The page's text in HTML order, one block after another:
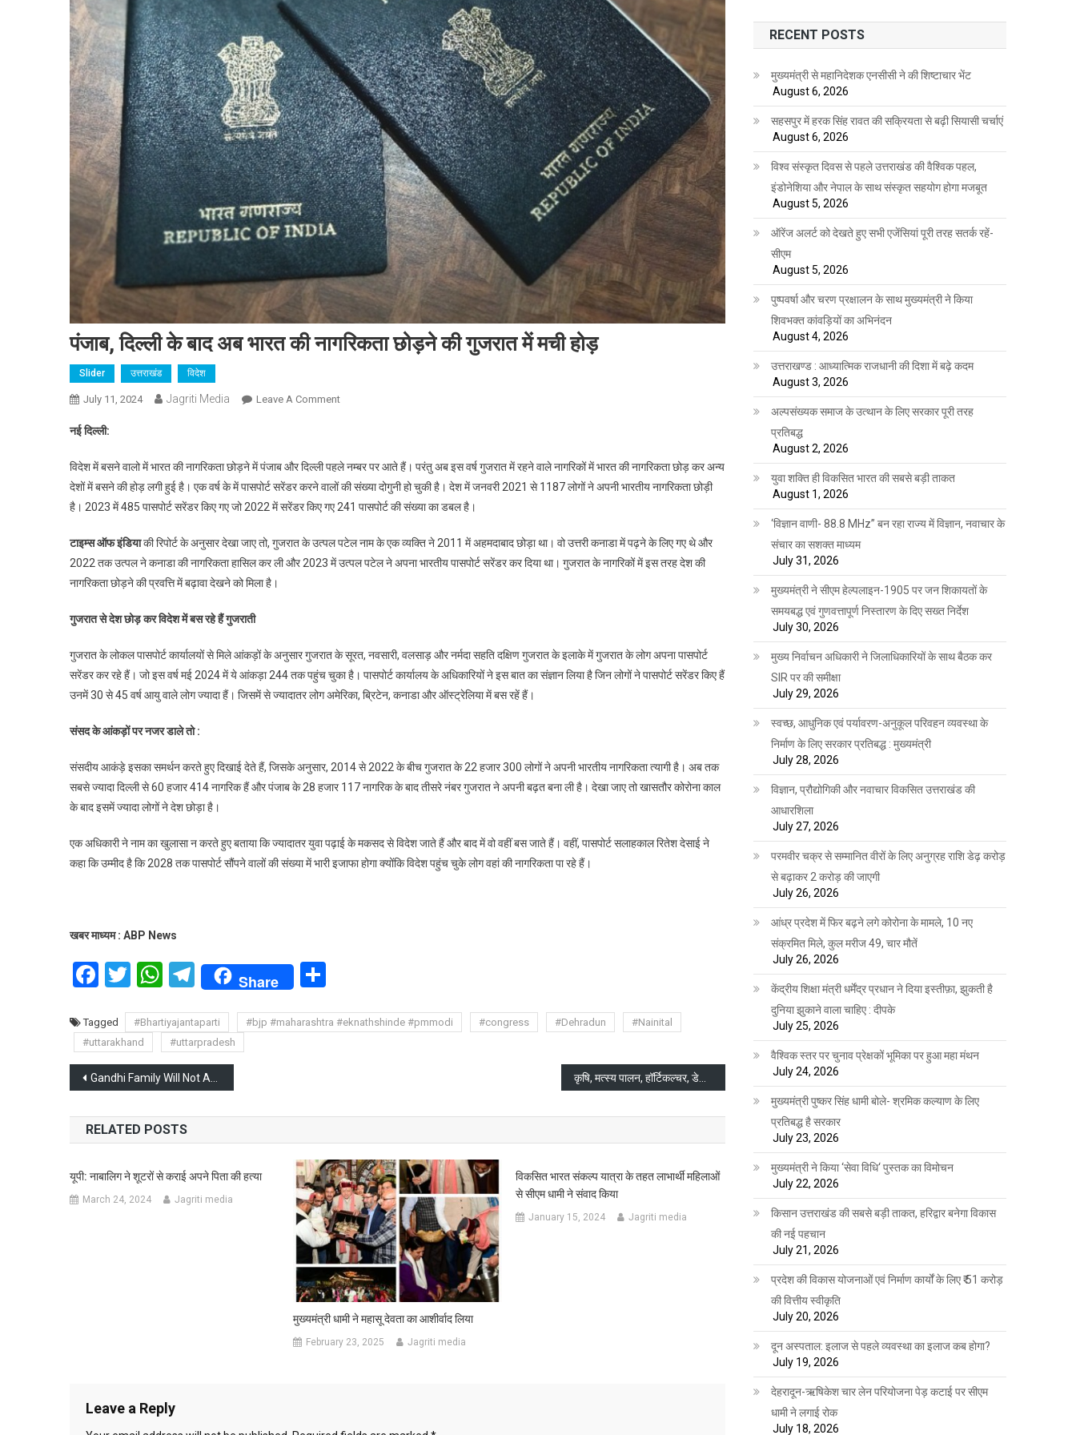
पंजाब, दिल्ली के बाद अब भारत की नागरिकता छोड़ने की गुजरात में मची होड़
Slider उत्तराखंड विदेश
July 11, 2024 Jagriti Media Leave A CommentOn
बाद
अब
भारत
नागरिकता
छोड़ने
होड़
नई दिल्ली:
विदेश में बसने वालो में भारत की नागरिकता छोड़ने में पंजाब और दिल्ली पहले नम्बर पर आते हैं। परंतु अब इस वर्ष गुजरात में रहने वाले नागरिकों में भारत की नागरिकता छोड़ कर अन्य
देशों में बसने की होड़ लगी हुई है। एक वर्ष के में पासपोर्ट सरेंडर करने वालों की संख्या दोगुनी हो चुकी है। देश में जनवरी 2021 से 1187 लोगों ने अपनी भारतीय नागरिकता छोड़ी
है। 2023 में 485 पासपोर्ट सरेंडर किए गए जो 2022 में सरेंडर किए गए 241 पासपोर्ट की संख्या का डबल है।
टाइम्स ऑफ इंडियाकी रिपोर्ट के अनुसार देखा जाए तो, गुजरात के उत्पल पटेल नाम के एक व्यक्ति ने 2011 में अहमदाबाद छोड़ा था। वो उत्तरी कनाडा में पढ़ने के लिए गए थे और
2022 तक उत्पल ने कनाडा की नागरिकता हासिल कर ली और 2023 में उत्पल पटेल ने अपना भारतीय पासपोर्ट सरेंडर कर दिया था। गुजरात के नागरिकों में इस तरह देश की
नागरिकता छोड़ने की प्रवत्ति में बढ़ावा देखने को मिला है।
गुजरात से देश छोड़ कर विदेश में बस रहे हैं गुजराती
गुजरात के लोकल पासपोर्ट कार्यालयों से मिले आंकड़ों के अनुसार गुजरात के सूरत, नवसारी, वलसाड़ और नर्मदा सहति दक्षिण गुजरात के इलाके में गुजरात के लोग अपना पासपोर्ट
सरेंडर कर रहे हैं। जो इस वर्ष मई 2024 में ये आंकड़ा 244 तक पहुंच चुका है। पासपोर्ट कार्यालय के अधिकारियों ने इस बात का संज्ञान लिया है जिन लोगों ने पासपोर्ट सरेंडर किए हैं
उनमें 30 से 45 वर्ष आयु वाले लोग ज्यादा हैं। जिसमें से ज्यादातर लोग अमेरिका, ब्रिटेन, कनाडा और ऑस्ट्रेलिया में बस रहें हैं।
संसद के आंकड़ों पर नजर डाले तो :
संसदीय आकंड़े इसका समर्थन करते हुए दिखाई देते हैं, जिसके अनुसार, 2014 से 2022 के बीच गुजरात के 22 हजार 300 लोगों ने अपनी भारतीय नागरिकता त्यागी है। अब तक
सबसे ज्यादा दिल्ली से 60 हजार 414 नागरिक हैं और पंजाब के 28 हजार 117 नागरिक के बाद तीसरे नंबर गुजरात ने अपनी बढ़त बना ली है। देखा जाए तो खासतौर कोरोना काल
के बाद इसमें ज्यादा लोगों ने देश छोड़ा है।
एक अधिकारी ने नाम का खुलासा न करते हुए बताया कि ज्यादातर युवा पढ़ाई के मकसद से विदेश जाते हैं और बाद में वो वहीं बस जाते हैं। वहीं, पासपोर्ट सलाहकाल रितेश देसाई ने
कहा कि उम्मीद है कि 2028 तक पासपोर्ट सौंपने वालों की संख्या में भारी इजाफा होगा क्योंकि विदेश पहुंच चुके लोग वहां की नागरिकता पा रहे हैं।
खबर माध्यम : ABP News
Facebook
Twitter
WhatsApp
Telegram
Share
Tagged #Bhartiyajantaparti #bjp #maharashtra #eknathshinde #pmmodi #congress #Dehradun
#Nainital
#uttarakhand
#uttarpradesh
Post
navigation
Gandhi Family Will Not Attend Ambani Family’s Wedding कृषि, मत्स्य पालन, हॉर्टिकल्चर, डेरी से सम्बन्धित स्टार्टअप को विशेष प्रोत्साहन
RELATED POSTS
यूपी: नाबालिग ने शूटरों से कराई अपने पिता की हत्या
March 24, 2024 Jagriti media
मुख्यमंत्री धामी ने महासू देवता का आशीर्वाद लिया
February 23, 2025 Jagriti media
विकसित भारत संकल्प यात्रा के तहत लाभार्थी महिलाओं
से सीएम धामी ने संवाद किया
January 15, 2024 Jagriti media
Leave a Reply
RECENT POSTS
मुख्यमंत्री से महानिदेशक एनसीसी ने की शिष्टाचार भेंट
August 6, 2026
सहसपुर में हरक सिंह रावत की सक्रियता से बढ़ी सियासी चर्चाएं
August 6, 2026
विश्व संस्कृत दिवस से पहले उत्तराखंड की वैश्विक पहल,
इंडोनेशिया और नेपाल के साथ संस्कृत सहयोग होगा मजबूत
August 5, 2026
ऑरेंज अलर्ट को देखते हुए सभी एजेंसियां पूरी तरह सतर्क रहें-
सीएम
August 5, 2026
पुष्पवर्षा और चरण प्रक्षालन के साथ मुख्यमंत्री ने किया
शिवभक्त कांवड़ियों का अभिनंदन
August 4, 2026
उत्तराखण्ड : आध्यात्मिक राजधानी की दिशा में बढ़े कदम
August 3, 2026
अल्पसंख्यक समाज के उत्थान के लिए सरकार पूरी तरह
प्रतिबद्ध
August 2, 2026
युवा शक्ति ही विकसित भारत की सबसे बड़ी ताकत
August 1, 2026
‘विज्ञान वाणी- 88.8 MHz” बन रहा राज्य में विज्ञान, नवाचार के
संचार का सशक्त माध्यम
July 31, 2026
मुख्यमंत्री ने सीएम हेल्पलाइन-1905 पर जन शिकायतों के
समयबद्ध एवं गुणवत्तापूर्ण निस्तारण के दिए सख्त निर्देश
July 30, 2026
मुख्य निर्वाचन अधिकारी ने जिलाधिकारियों के साथ बैठक कर
SIR पर की समीक्षा
July 29, 2026
स्वच्छ, आधुनिक एवं पर्यावरण-अनुकूल परिवहन व्यवस्था के
निर्माण के लिए सरकार प्रतिबद्ध : मुख्यमंत्री
July 28, 2026
विज्ञान, प्रौद्योगिकी और नवाचार विकसित उत्तराखंड की
आधारशिला
July 27, 2026
परमवीर चक्र से सम्मानित वीरों के लिए अनुग्रह राशि डेढ़ करोड़
से बढ़ाकर 2 करोड़ की जाएगी
July 26, 2026
आंध्र प्रदेश में फिर बढ़ने लगे कोरोना के मामले, 10 नए
संक्रमित मिले, कुल मरीज 49, चार मौतें
July 26, 2026
केंद्रीय शिक्षा मंत्री धर्मेंद्र प्रधान ने दिया इस्तीफ़ा, झुकती है
दुनिया झुकाने वाला चाहिए : दीपके
July 25, 2026
वैश्विक स्तर पर चुनाव प्रेक्षकों भूमिका पर हुआ महा मंथन
July 24, 2026
मुख्यमंत्री पुष्कर सिंह धामी बोले- श्रमिक कल्याण के लिए
प्रतिबद्ध है सरकार
July 23, 2026
मुख्यमंत्री ने किया ‘सेवा विधि‘ पुस्तक का विमोचन
July 22, 2026
किसान उत्तराखंड की सबसे बड़ी ताकत, हरिद्वार बनेगा विकास
की नई पहचान
July 21, 2026
प्रदेश की विकास योजनाओं एवं निर्माण कार्यों के लिए ₹ 51 करोड़
की वित्तीय स्वीकृति
July 20, 2026
दून अस्पताल: इलाज से पहले व्यवस्था का इलाज कब होगा?
July 19, 2026
देहरादून-ऋषिकेश चार लेन परियोजना पेड़ कटाई पर सीएम
धामी ने लगाई रोक
July 18, 2026